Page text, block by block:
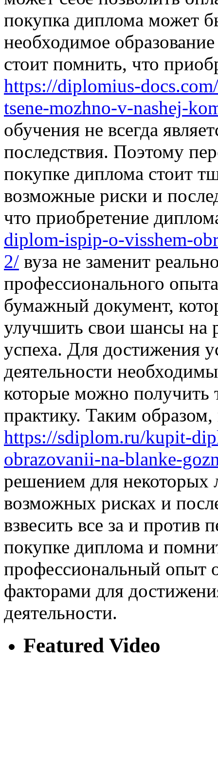
покупка диплома может
необходимое
стоит помнить, что
https://diplomius-
tsene-mozhno-v-nashej-
обучения не всегда
последствия. Поэтому
покупке диплома стоит
возможные риски и
что приобретение
diplom-ispip-o-visshem-
2/ вуза не заменит
профессионального
бумажный документ,
улучшить свои шансы на
успеха. Для достижения
деятельности
которые можно получить
практику. Таким
https://sdiplom.ru/kupit-
obrazovanii-na-blanke-
решением для некоторых
возможных рисках и
взвесить все за и против
покупке диплома и
профессиональный опыт
факторами для
деятельности.
Featured Video